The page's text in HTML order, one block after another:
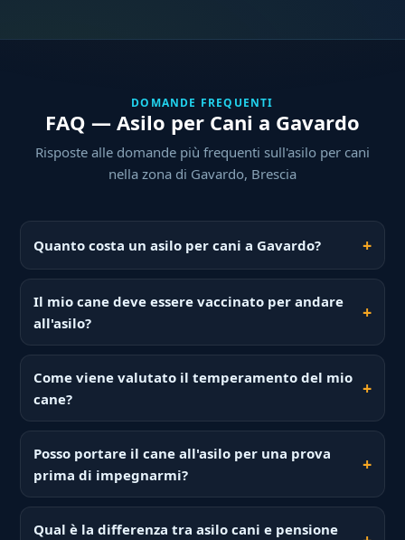
DOMANDE FREQUENTI
FAQ — Asilo per Cani a Gavardo
Risposte alle domande più frequenti sull'asilo per cani
nella zona di Gavardo, Brescia
Quanto costa un asilo per cani a Gavardo?
Il mio cane deve essere vaccinato per andare
all'asilo?
Come viene valutato il temperamento del mio
cane?
Posso portare il cane all'asilo per una prova
prima di impegnarmi?
Qual è la differenza tra asilo cani e pensione